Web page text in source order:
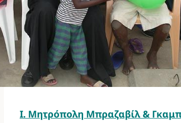
Ι. Μητρόπολη Μπραζαβίλ &